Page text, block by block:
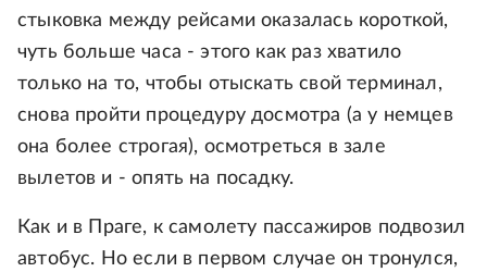
стыковка между рейсами оказалась короткой,
чуть больше часа - этого как раз хватило
только на то, чтобы отыскать свой терминал,
снова пройти процедуру досмотра (а у немцев
она более строгая), осмотреться в зале
вылетов и - опять на посадку.
Как и в Праге, к самолету пассажиров подвозил
автобус. Но если в первом случае он тронулся,